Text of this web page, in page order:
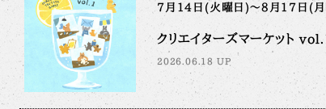
7月14日(火曜日)～8月17日(
クリエイターズマーケット
2026.06.18 UP